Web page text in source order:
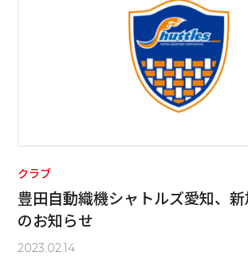
クラブ
豊田自動織機シャトルズ愛知、
のお知らせ
2023.02.14